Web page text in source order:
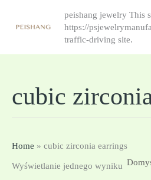
peishang jewelry This
https://
traffic-driving site.
cubic
Home » cubic zirconia earrings
Wyświetlanie jednego wyniku